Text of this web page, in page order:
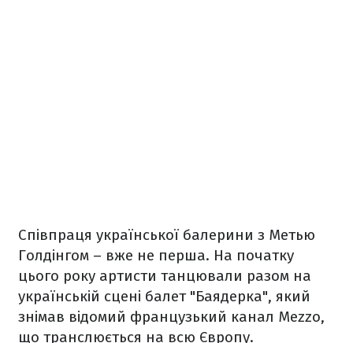
Співпраця української балерини з Метью
Голдінгом – вже не перша. На початку
цього року артисти танцювали разом на
українській сцені балет "Баядерка", який
знімав відомий французький канал Mezzo,
що транслюється на всю Європу.